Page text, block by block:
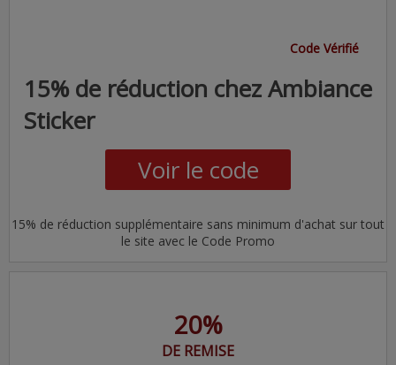
Code Vérifié
15% de réduction chez Ambiance
Sticker
Voir le code
15% de réduction supplémentaire sans minimum d'achat sur tout
le site avec le Code Promo
20%
DE REMISE